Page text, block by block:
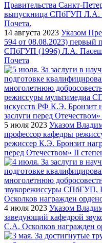
14 августа 2023 Указом
594 от 08.08.2023)
СПбГУП (1996) Л.А.
Почета
5 июля 2023 Указом
профессор кафедры
режиссер К.Э. Бронзит
перед Отечеством» II
4 июля 2023 Указом
заведующий кафедрой
С.А. Осколков награжден